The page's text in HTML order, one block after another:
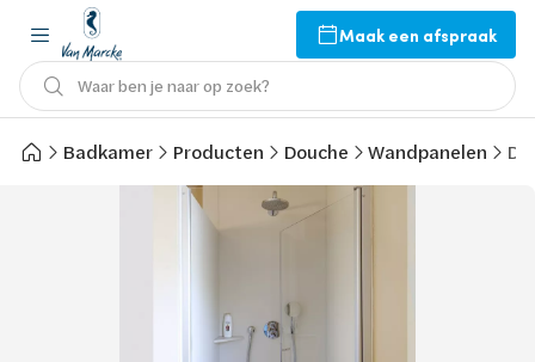
Maak een afspraak
Waar ben je naar op zoek?
Badkamer Producten Douche Wandpanelen